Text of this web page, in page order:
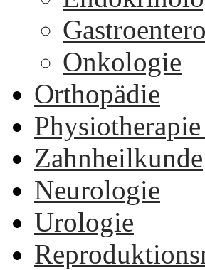
Onkologie
Orthopädie
Zahnheilkunde
Neurologie
Urologie